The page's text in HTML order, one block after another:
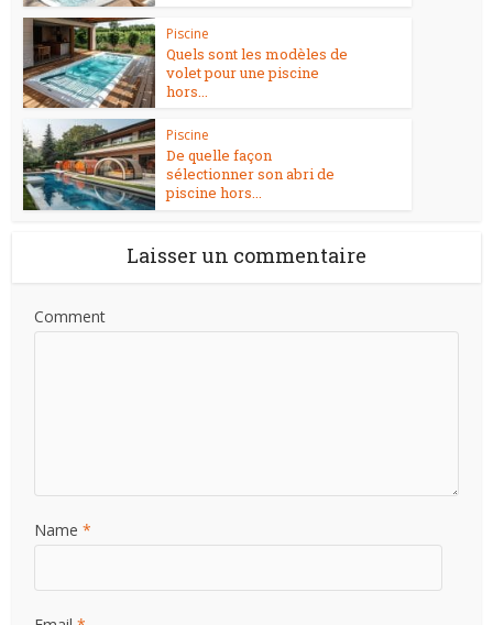
Piscine
Quels sont les modèles de
volet pour une piscine
hors...
Piscine
De quelle façon
sélectionner son abri de
piscine hors...
Laisser un commentaire
Comment
Name *